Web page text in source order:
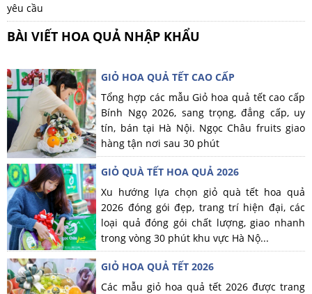
yêu cầu
BÀI VIẾT HOA QUẢ NHẬP KHẨU
GIỎ HOA QUẢ TẾT CAO CẤP
Tổng hợp các mẫu Giỏ hoa quả tết cao cấp
Bính Ngọ 2026, sang trọng, đẳng cấp, uy
tín, bán tại Hà Nội. Ngọc Châu fruits giao
hàng tận nơi sau 30 phút
GIỎ QUÀ TẾT HOA QUẢ 2026
Xu hướng lựa chọn giỏ quà tết hoa quả
2026 đóng gói đẹp, trang trí hiện đại, các
loại quả đóng gói chất lượng, giao nhanh
trong vòng 30 phút khu vực Hà Nộ...
GIỎ HOA QUẢ TẾT 2026
Các mẫu giỏ hoa quả tết 2026 được trang